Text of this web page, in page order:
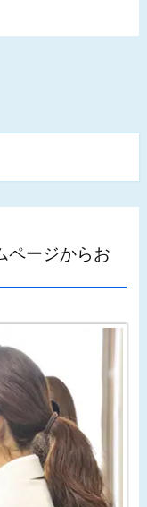
ページからお